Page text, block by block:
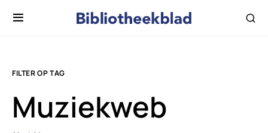
FILTER OP TAG
Muziekweb